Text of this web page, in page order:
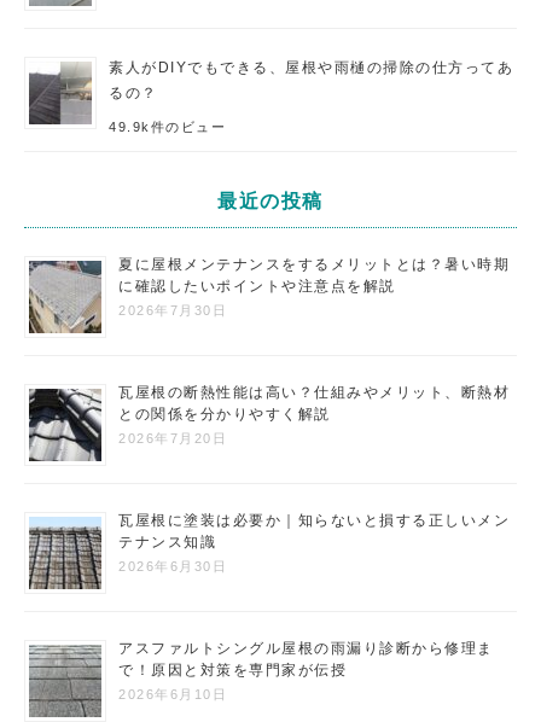
素人がDIYでもできる、屋根や雨樋の掃除の仕方ってあ
るの？
49.9k件のビュー
最近の投稿
夏に屋根メンテナンスをするメリットとは？暑い時期
に確認したいポイントや注意点を解説
2026年7月30日
瓦屋根の断熱性能は高い？仕組みやメリット、断熱材
との関係を分かりやすく解説
2026年7月20日
瓦屋根に塗装は必要か｜知らないと損する正しいメン
テナンス知識
2026年6月30日
アスファルトシングル屋根の雨漏り診断から修理ま
で！原因と対策を専門家が伝授
2026年6月10日